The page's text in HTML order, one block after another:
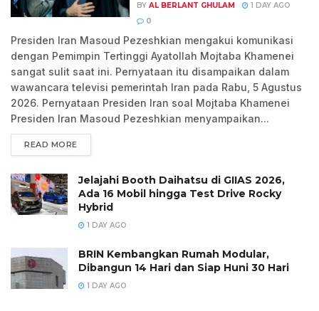
BY AL BERLANT GHULAM
1 DAY AGO
0
Presiden Iran Masoud Pezeshkian mengakui komunikasi
dengan Pemimpin Tertinggi Ayatollah Mojtaba Khamenei
sangat sulit saat ini. Pernyataan itu disampaikan dalam
wawancara televisi pemerintah Iran pada Rabu, 5 Agustus
2026. Pernyataan Presiden Iran soal Mojtaba Khamenei
Presiden Iran Masoud Pezeshkian menyampaikan...
READ MORE
Jelajahi Booth Daihatsu di GIIAS 2026,
Ada 16 Mobil hingga Test Drive Rocky
Hybrid
1 DAY AGO
BRIN Kembangkan Rumah Modular,
Dibangun 14 Hari dan Siap Huni 30 Hari
1 DAY AGO